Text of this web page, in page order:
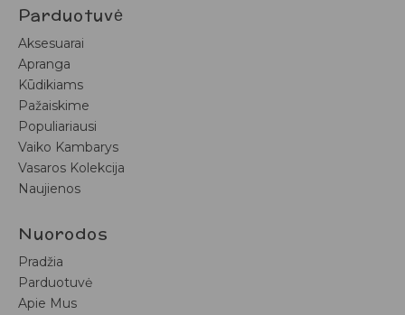
Parduotuvė
Aksesuarai
Apranga
Kūdikiams
Pažaiskime
Populiariausi
Vaiko Kambarys
Vasaros Kolekcija
Naujienos
Nuorodos
Pradžia
Parduotuvė
Apie Mus